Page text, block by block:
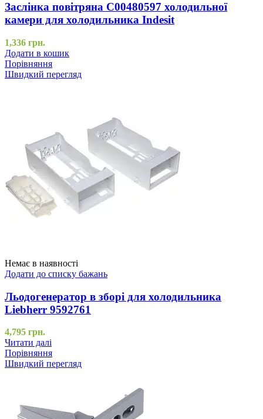
Заслінка повітряна C00480597 холодильної
камери для холодильника Indesit
1,336 грн.
Додати в кошик
Порівняння
Швидкий перегляд
Немає в наявності
Додати до списку бажань
Льодогенератор в зборі для холодильника
Liebherr 9592761
4,795 грн.
Читати далі
Порівняння
Швидкий перегляд